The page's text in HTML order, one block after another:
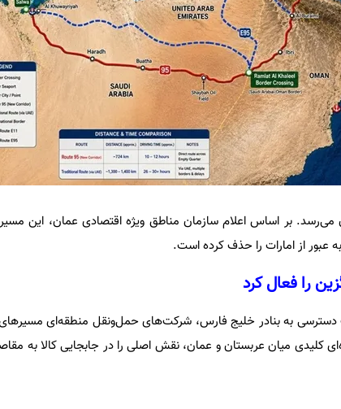
می‌رسد.بر اساس اعلام سازمان مناطق ویژه اقتصادی عمان، این
را فعال کرد
دسترسی به بنادر خلیج فارس، شرکت‌های حمل‌ونقل منطقه‌ای مسیرهای
کلیدی میان عربستان و عمان، نقش اصلی را در جابجایی کالا به